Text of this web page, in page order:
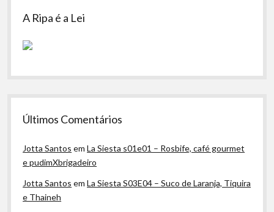
A Ripa é a Lei
Últimos Comentários
Jotta Santos emLa Siesta s01e01 – Rosbife, café gourmet
e pudimXbrigadeiro
Jotta Santos emLa Siesta S03E04 – Suco de Laranja, Tiquira
e Thaineh